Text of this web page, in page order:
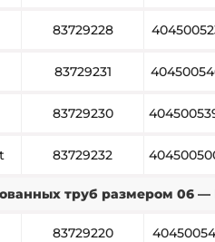
83729228
83729231
83729230
83729232
труб размером 06 —
83729220